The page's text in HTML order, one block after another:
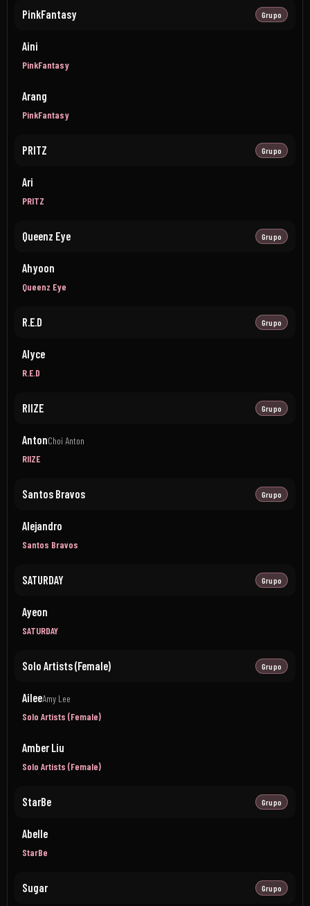
PinkFantasy Grupo
Aini
PinkFantasy
Arang
PinkFantasy
PRITZ Grupo
Ari
PRITZ
Queenz Eye Grupo
Ahyoon
Queenz Eye
R.E.D Grupo
Alyce
R.E.D
RIIZE Grupo
AntonChoi Anton
RIIZE
Santos Bravos Grupo
Alejandro
Santos Bravos
SATURDAY Grupo
Ayeon
SATURDAY
Solo Artists (Female) Grupo
AileeAmy Lee
Solo Artists (Female)
Amber Liu
Solo Artists (Female)
StarBe Grupo
Abelle
StarBe
Sugar Grupo